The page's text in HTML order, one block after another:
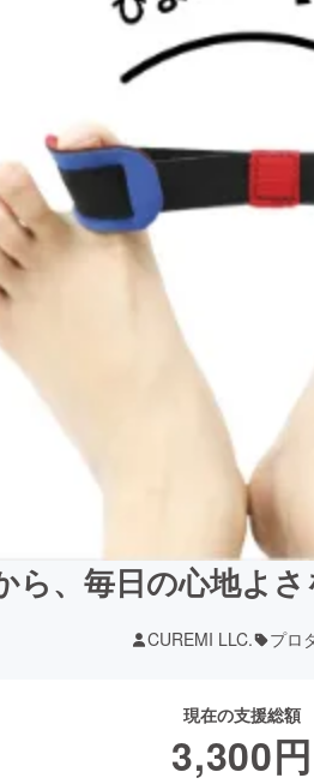
ら、毎日の心地よ
CUREMI LLC. プロ
現在の支援総額
3,300円